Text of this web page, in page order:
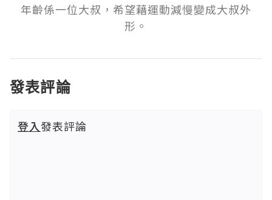
年齡係一位大叔，希望藉運動減慢變成大叔外
形。
發表評論
登入發表評論